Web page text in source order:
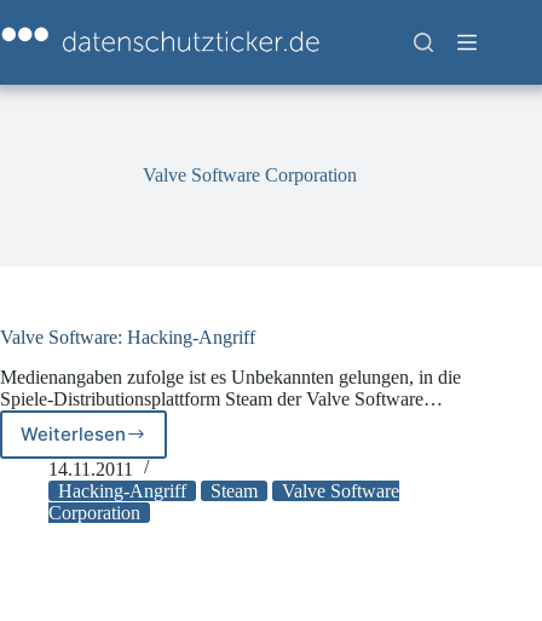
Inhalt
springen
Valve Software Corporation
Valve Software: Hacking-Angriff
Medienangaben zufolge ist es Unbekannten gelungen, in die
Spiele-Distributionsplattform Steam der Valve Software…
Weiterlesen
Valve
Software:
Hacking-
Angriff
14.11.2011
Hacking-Angriff
Steam
Valve Software
Corporation